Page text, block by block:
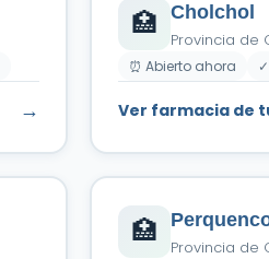
→
🏥 Cholchol
Provincia de
⏰ Abierto ahora
Ver farmacia de
🏥 Provincia de